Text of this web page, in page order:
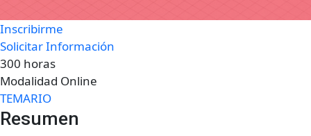
Inscribirme
Solicitar Información
300 horas
Modalidad Online
TEMARIO
Resumen